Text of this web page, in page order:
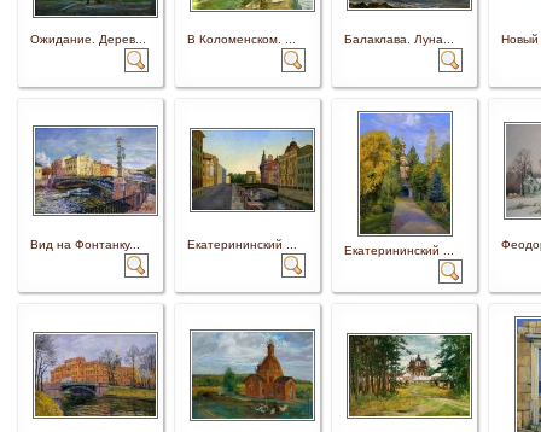
Ожидание. Дерев... В Коломенском. ... Балаклава. Луна... Новый
Вид на Фонтанку... Екатерининский ... Екатерининский ...